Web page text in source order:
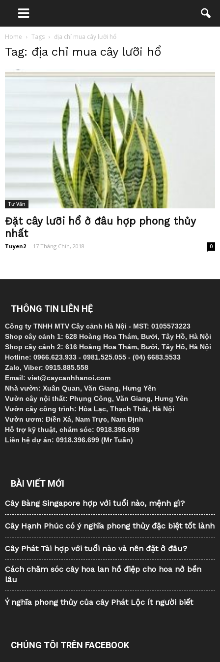
Home Tags địa chỉ mua cây lưỡi hổ
Tag: địa chỉ mua cây lưỡi hổ
Tư Vấn
Đặt cây lưỡi hổ ở đâu hợp phong thủy
nhất
Tuyen2 - 17 Tháng Chín, 2018 0
THÔNG TIN LIÊN HỆ
Công ty TNHH MTV Cây cảnh Hà Nội - MST: 0105573223
Shop cây cảnh 1: 628 Hoàng Hoa Thám, Bưởi, Tây Hồ, Hà Nội
Shop cây cảnh 2: 616 Hoàng Hoa Thám, Bưởi, Tây Hồ, Hà Nội
Hotline: 0966.623.933 - 0981.525.055 - (04) 6683.5533
Zalo, Viber: 0915.885.558
Email: viet@caycanhhanoi.com
Nhà vườn: Xuân Quan, Văn Giang, Hưng Yên
Vườn cây nội thất: Phụng Công, Văn Giang, Hưng Yên
Vườn cây công trình: Hòa Lạc, Thạch Thất, Hà Nội
Vườn ươm: Điền Xá, Nam Trực, Nam Định
Hỗ trợ kỹ thuật, chăm sóc: 0918.396.699
Liên hệ dự án: 0918.396.699 (Mr Tuấn)
BÀI VIẾT MỚI
Cây Bàng Singapore hợp với tuổi nào, mệnh gì?
Cây Hạnh Phúc có ý nghĩa phong thủy đặc biệt tốt lành
Cây Phát Tài hợp với tuổi nào và nên đặt ở đâu?
Cách chăm sóc cây hoa lan hồ điệp cho hoa nở bền
lâu
Ý nghĩa phong thủy của cây Phát Lộc ít người biết
CHÚNG TÔI TRÊN FACEBOOK